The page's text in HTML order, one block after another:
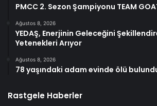
PMCC 2. Sezon Şampiyonu TEAM
Ağustos 8, 2026
YEDAŞ, Enerjinin Geleceğini
Yetenekleri Arıyor
Ağustos 8, 2026
78 yaşındaki adam evinde ölü
Rastgele Haberler